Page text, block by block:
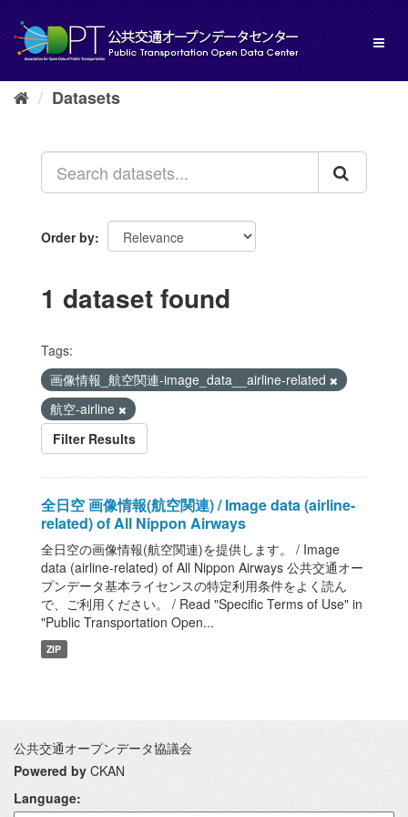
content
Datasets
Order by
1 dataset found
Tags:
画像情報_航空関連-image_data__airline-related
航空-airline
Filter Results
全日空 画像情報(航空関連) / Image data (airline-
related) of All Nippon Airways
全日空の画像情報(航空関連)を提供します。 / Image
data (airline-related) of All Nippon Airways 公共交通オー
プンデータ基本ライセンスの特定利用条件をよく読ん
で、ご利用ください。 / Read "Specific Terms of Use" in
"Public Transportation Open...
ZIP
公共交通オープンデータ協議会
Powered by CKAN
Language